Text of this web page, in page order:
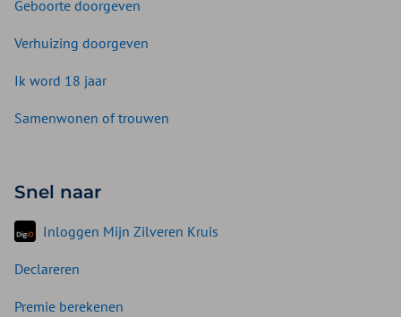
Geboorte doorgeven
Verhuizing doorgeven
Ik word 18 jaar
Samenwonen of trouwen
Snel naar
Inloggen Mijn Zilveren Kruis
Declareren
Premie berekenen